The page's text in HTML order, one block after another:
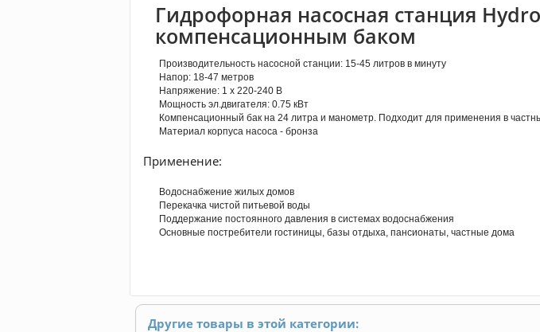
Гидрофорная насосная станция
компенсационным баком
Производительность насосной станции: 15-45 литров в минуту
Напор: 18-47 метров
Напряжение: 1 x 220-240 В
Мощность эл.двигателя: 0.75 кВт
Компенсационный бак на 24 литра и манометр. Подходит для применения в
Материал корпуса насоса - бронза
Применение:
Водоснабжение жилых домов
Перекачка чистой питьевой воды
Поддержание постоянного давления в системах водоснабжения
Основные постребители гостиницы, базы отдыха, пансионаты, частные дома
Другие товары в этой категории: